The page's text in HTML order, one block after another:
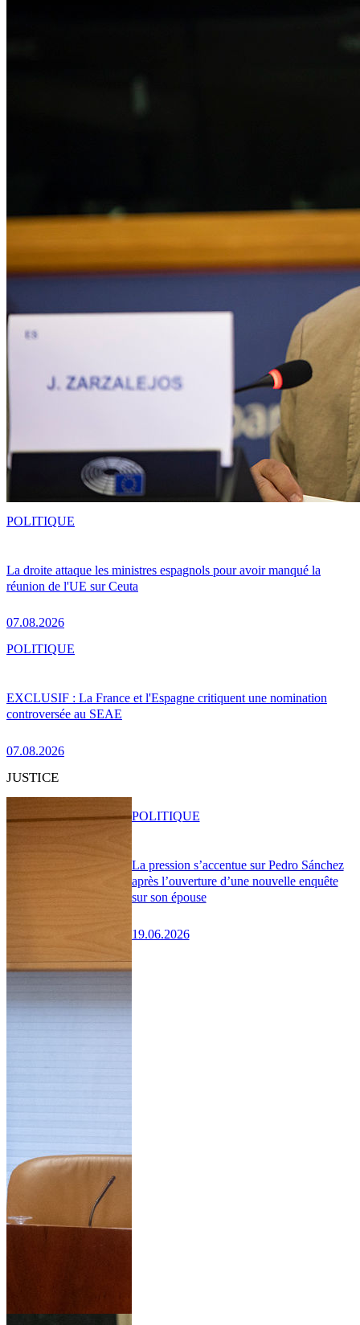
La droite attaque les ministres espagnols pour avoir manqué la
réunion de l'UE sur Ceuta
07.08.2026
POLITIQUE
EXCLUSIF : La France et l'Espagne critiquent une nomination
controversée au SEAE
07.08.2026
POLITIQUE
JUSTICE
La pression s’accentue sur Pedro Sánchez
après l’ouverture d’une nouvelle enquête
sur son épouse
19.06.2026
POLITIQUE